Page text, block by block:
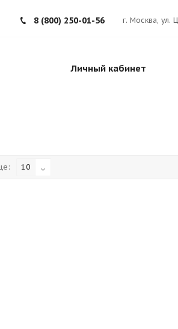
г. Москва, ул.
8 (800) 250-01-56
Личный кабинет
10